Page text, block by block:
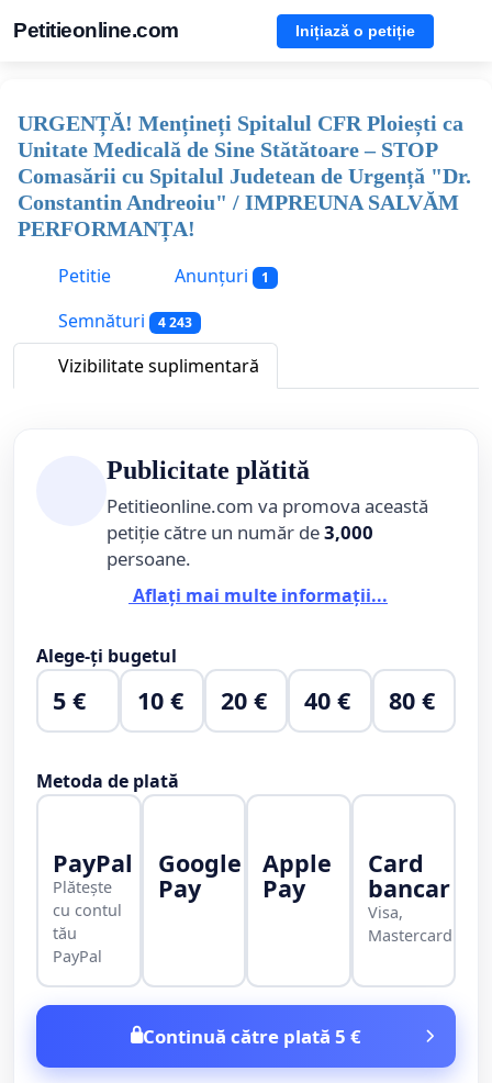
Petitieonline.com Inițiază o petiție
URGENȚĂ! Mențineți Spitalul CFR Ploiești ca
Unitate Medicală de Sine Stătătoare – STOP
Comasării cu Spitalul Judetean de Urgență "Dr.
Constantin Andreoiu" / IMPREUNA SALVĂM
PERFORMANȚA!
Petitie
Anunțuri 1
Semnături 4 243
Vizibilitate suplimentară
Publicitate plătită
Petitieonline.com va promova această
petiție către un număr de3,000
persoane.
Aflați mai multe informații...
Alege-ți bugetul
5 € 10 € 20 € 40 € 80 €
Metoda de plată
PayPal
Plătește
cu contul
tău
PayPal
Google
Pay
Apple
Pay
Card
bancar
Visa,
Mastercard
Continuă către plată 5 €